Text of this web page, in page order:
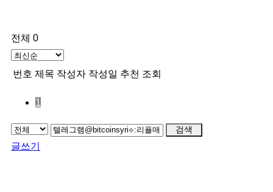
전체 0
번호 제목 작성자 작성일 추천 조회
1
검색
글쓰기